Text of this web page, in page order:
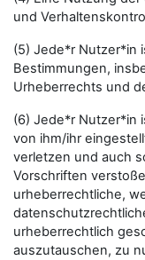
und
(5) Jede*r Nutzer*in
Bestimmungen,
Urheberrechts und
(6) Jede*r Nutzer*in
von ihm/ihr
verletzen und auch
Vorschriften
urheberrechtliche,
urheberrechtlich
auszutauschen, zu